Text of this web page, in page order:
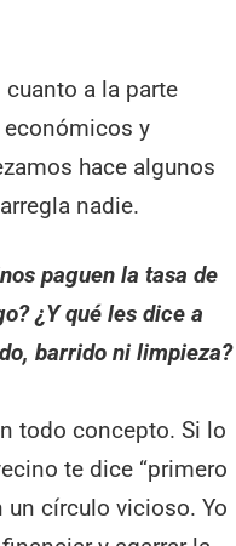
a la parte
económicos y
hace algunos
nadie.
paguen la tasa de
¿Y qué les dice a
barrido ni limpieza?
todo concepto. Si lo
te dice “primero
un círculo vicioso. Yo